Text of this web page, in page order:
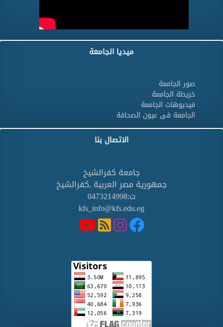
ميديا الجامعة
صور الجامعة
خريطة الجامعة
فيديوهات الجامعة
الجامعة فى عيون الصحافة
الاتصال بنا
جامعة كفرالشيخ
جمهورية مصر العربية ,كفرالشيخ
ت:0473214998
kfs_info@kfs.edu.eg